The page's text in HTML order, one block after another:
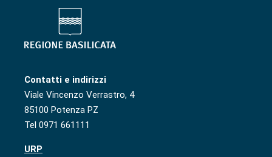
Contatti e indirizzi
Viale Vincenzo Verrastro, 4
85100 Potenza PZ
Tel 0971 661111
URP